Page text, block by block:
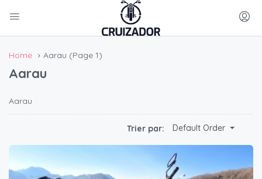
Home Aarau (Page 1)
Aarau
Aarau
Trier par: Default Order